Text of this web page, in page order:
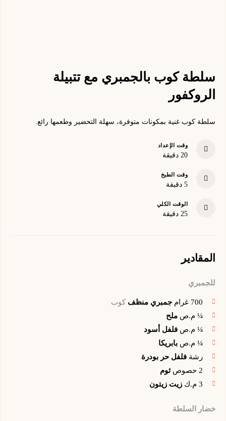
سلطة كوب بالجمبري مع تتبيلة
الروكفور
سلطة كوب غنية بمكونات متوفرة، سهلة التحضير وطعمها رائع.
وقت الإعداد
20
minutes
دقيقة
وقت الطبخ
5
minutes
دقيقة
الوقت الكلي
25
minutes
دقيقة
المقادير
للجمبري
700 غرام جمبري منظف كوب
¼ م.ص ملح
¼ م.ص فلفل أسود
¼ م.ص بابريكا
رشة فلفل حر بودرة
2 حصوص ثوم
3 م.ك زيت زيتون
خضار السلطة